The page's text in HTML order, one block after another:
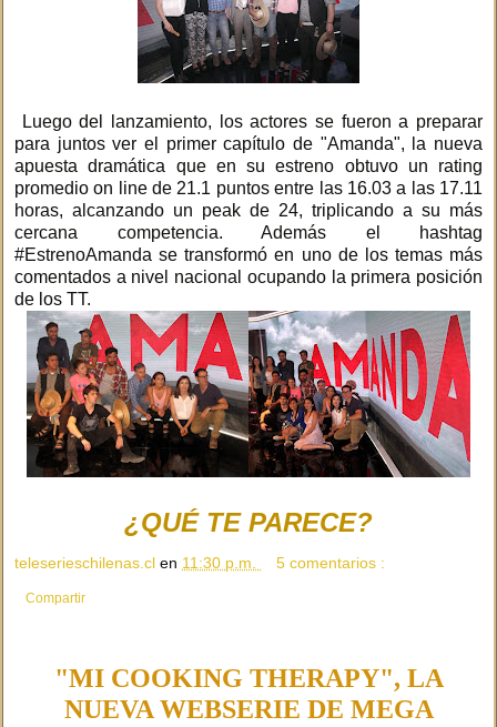
Luego del lanzamiento, los actores se fueron a preparar
para juntos ver el primer capítulo de "Amanda", la nueva
apuesta dramática que en su estreno obtuvo un rating
promedio on line de 21.1 puntos entre las 16.03 a las 17.11
horas, alcanzando un peak de 24, triplicando a su más
cercana competencia. Además el hashtag
#EstrenoAmanda se transformó en uno de los temas más
comentados a nivel nacional ocupando la primera posición
de los TT.
¿QUÉ TE PARECE?
teleserieschilenas.cl en 11:30 p.m. 5 comentarios :
Compartir
"MI COOKING THERAPY", LA
NUEVA WEBSERIE DE MEGA